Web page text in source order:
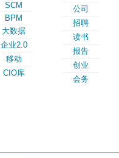
SCM
BPM
大数据
企业2.0
移动
CIO库
公司
招聘
读书
报告
创业
会务